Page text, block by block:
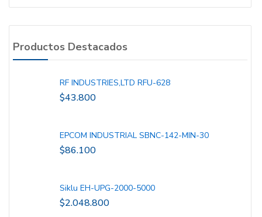
Productos Destacados
RF INDUSTRIES,LTD RFU-628
$43.800
EPCOM INDUSTRIAL SBNC-142-MIN-30
$86.100
Siklu EH-UPG-2000-5000
$2.048.800